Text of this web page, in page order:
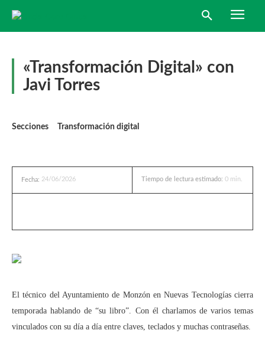
«Transformación Digital» con
Javi Torres
Secciones Transformación digital
Fecha: 24/06/2026 Tiempo de lectura estimado: 0 min.
El técnico del Ayuntamiento de Monzón en Nuevas Tecnologías cierra
temporada hablando de “su libro”. Con él charlamos de varios temas
vinculados con su día a día entre claves, teclados y muchas contraseñas.